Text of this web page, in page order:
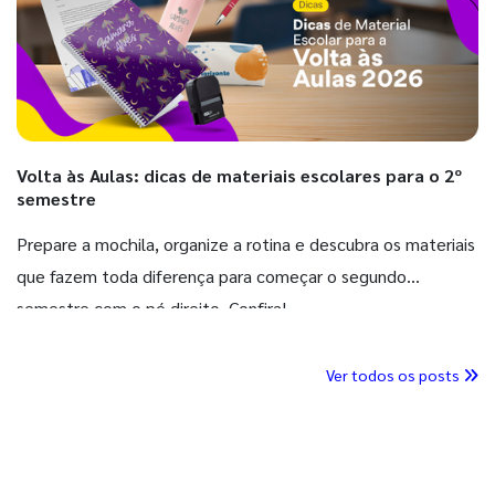
Volta às Aulas: dicas de materiais escolares para o 2º
semestre
Prepare a mochila, organize a rotina e descubra os materiais
que fazem toda diferença para começar o segundo
semestre com o pé direito. Confira!
Ver todos os posts